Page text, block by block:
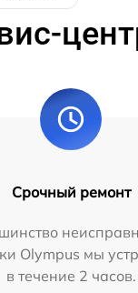
Срочный ремонт
Olympus мы
в течение 2 часов.